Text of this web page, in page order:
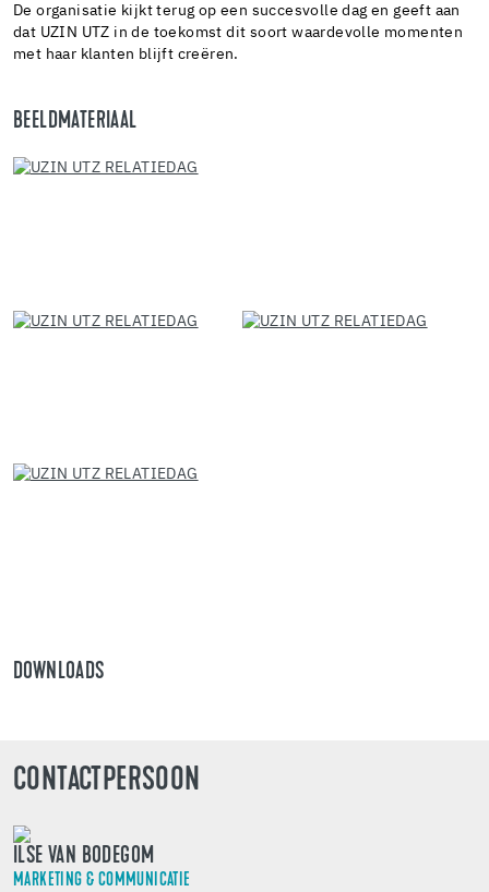
De organisatie kijkt terug op een succesvolle dag en geeft aan
dat UZIN UTZ in de toekomst dit soort waardevolle momenten
met haar klanten blijft creëren.
BEELDMATERIAAL
DOWNLOADS
CONTACTPERSOON
ILSE VAN BODEGOM
MARKETING & COMMUNICATIE